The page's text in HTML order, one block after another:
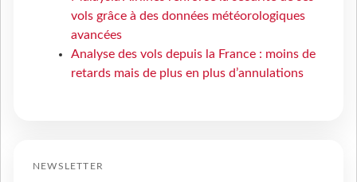
vols grâce à des données météorologiques
avancées
Analyse des vols depuis la France : moins de
retards mais de plus en plus d’annulations
NEWSLETTER